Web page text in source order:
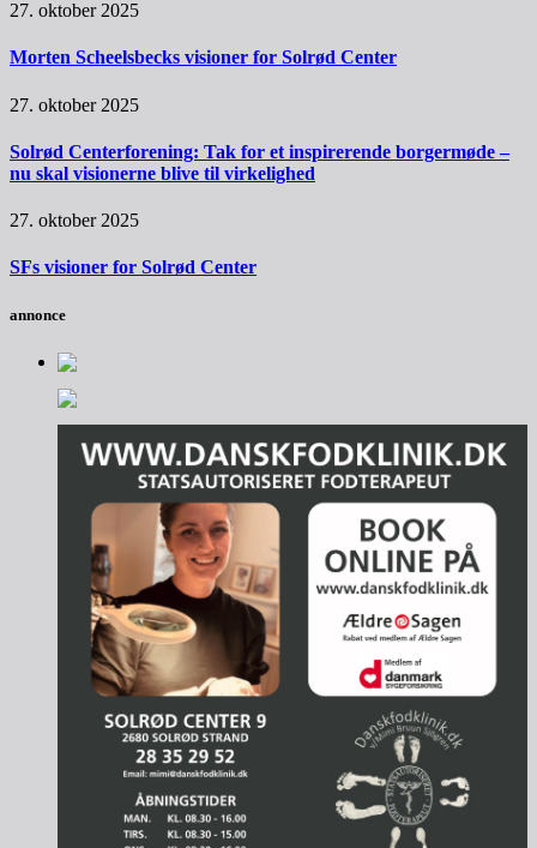
27. oktober 2025
Morten Scheelsbecks visioner for Solrød Center
27. oktober 2025
Solrød Centerforening: Tak for et inspirerende borgermøde –
nu skal visionerne blive til virkelighed
27. oktober 2025
SFs visioner for Solrød Center
annonce